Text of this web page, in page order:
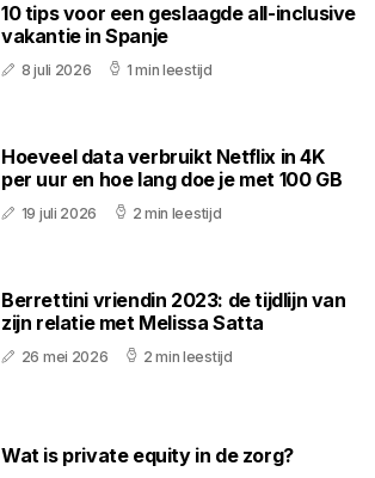
10 tips voor een geslaagde all-inclusive
vakantie in Spanje
8 juli 2026 1 min leestijd
Hoeveel data verbruikt Netflix in 4K
per uur en hoe lang doe je met 100 GB
19 juli 2026 2 min leestijd
Berrettini vriendin 2023: de tijdlijn van
zijn relatie met Melissa Satta
26 mei 2026 2 min leestijd
Wat is private equity in de zorg?